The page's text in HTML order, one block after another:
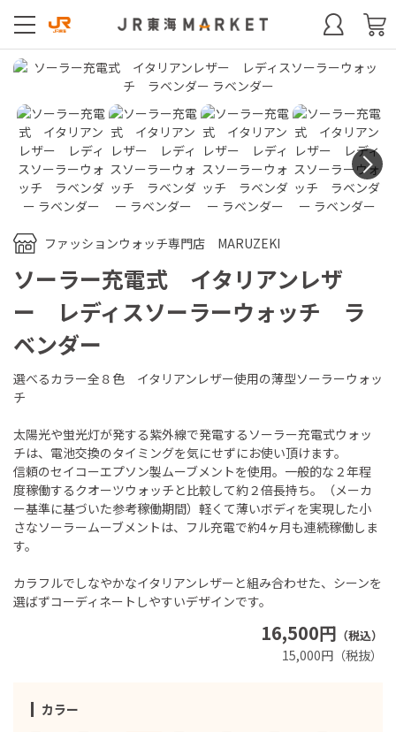
ファッションウォッチ専門店 MARUZEKI
ソーラー充電式 イタリアンレザ
ー レディスソーラーウォッチ ラ
ベンダー
16,500円 （税込）
15,000円（税抜）
カラー
選べるカラー全８色 イタリアンレザー使用の薄型ソーラーウォッ
チ
太陽光や蛍光灯が発する紫外線で発電するソーラー充電式ウォッ
チは、電池交換のタイミングを気にせずにお使い頂けます。
信頼のセイコーエプソン製ムーブメントを使用。一般的な２年程
度稼働するクオーツウォッチと比較して約２倍長持ち。（メーカ
ー基準に基づいた参考稼働期間）軽くて薄いボディを実現した小
さなソーラームーブメントは、フル充電で約4ヶ月も連続稼働しま
す。
カラフルでしなやかなイタリアンレザーと組み合わせた、シーンを
選ばずコーディネートしやすいデザインです。